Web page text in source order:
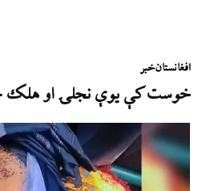
افغانستانخبر
خوست کې یوې نجلۍ او هلک